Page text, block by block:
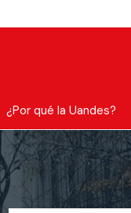
¿Por qué la Uandes?